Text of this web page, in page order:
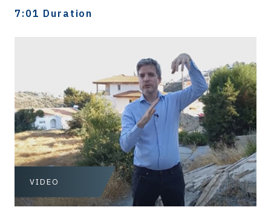
7:01 Duration
VIDEO